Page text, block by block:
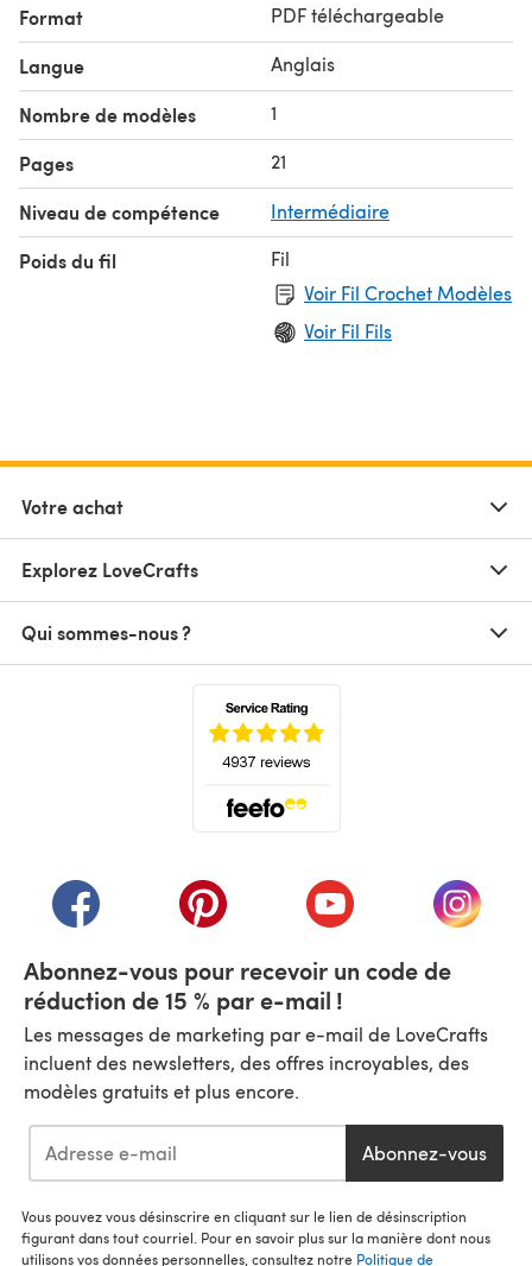
Format PDF téléchargeable
Langue Anglais
Nombre de modèles 1
Pages 21
Niveau de compétence Intermédiaire
Poids du fil
Fil
Voir Fil Crochet Modèles
Voir Fil Fils
Votre achat
Explorez LoveCrafts
Qui sommes-nous ?
(s'ouvre dans un nouvel onglet)
(s'ouvre dans un nouvel onglet)
(s'ouvre dans un(s'ouvre
Abonnez-vous pour recevoir un code de
réduction de 15 % par e-mail !
Les messages de marketing par e-mail de LoveCrafts
incluent des newsletters, des offres incroyables, des
modèles gratuits et plus encore.
Abonnez-vous
Vous pouvez vous désinscrire en cliquant sur le lien de désinscription
figurant dans tout courriel. Pour en savoir plus sur la manière dont nous
utilisons vos données personnelles, consultez notre Politique de